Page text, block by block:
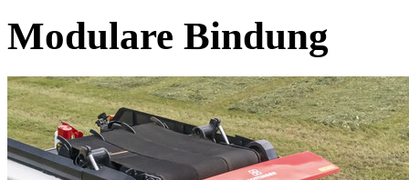
Modulare Bindung